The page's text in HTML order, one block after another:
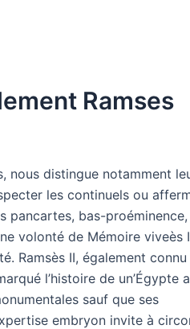
Ramses
nous distingue notamment
les continuels ou
pancartes, bas-proéminence,
volonté de Mémoire viveès
Ramsès II, également connu
l’histoire de un’Égypte
sauf que ses
embryon invite à